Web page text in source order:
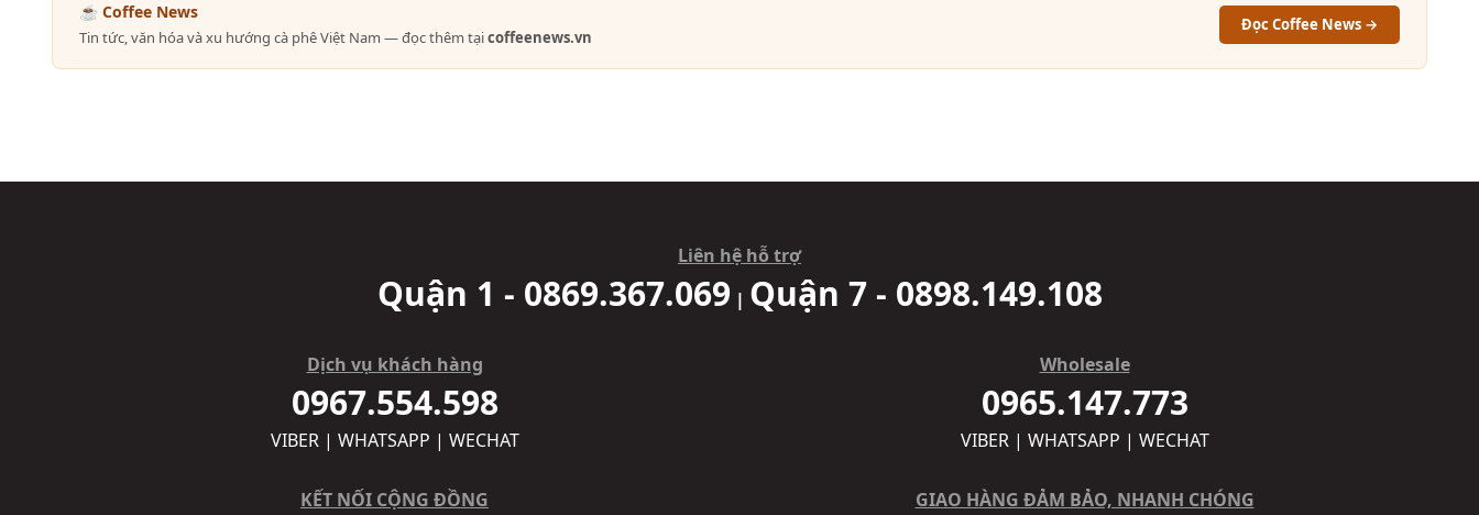
☕ Coffee News
Tin tức, văn hóa và xu hướng cà phê Việt Nam — đọc thêm tạicoffeenews.vn
Đọc Coffee News →
Liên hệ hỗ trợ
Quận 1 - 0869.367.069 | Quận 7 - 0898.149.108
Dịch vụ khách hàng
0967.554.598
VIBER | WHATSAPP | WECHAT
Wholesale
0965.147.773
VIBER | WHATSAPP | WECHAT
KẾT NỐI CỘNG ĐỒNG GIAO HÀNG ĐẢM BẢO, NHANH CHÓNG